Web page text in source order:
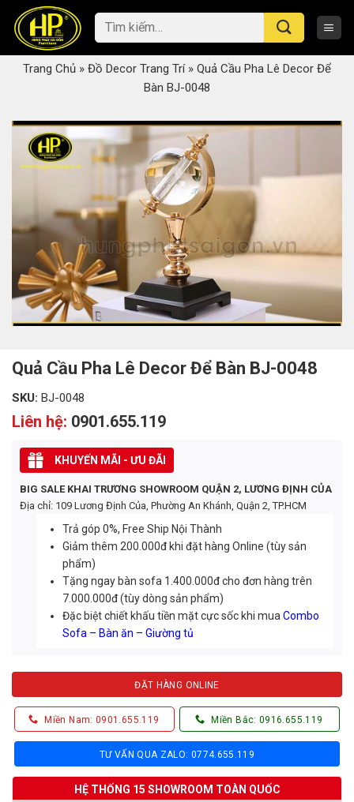
content
Tìm
kiếm:
Trang Chủ » Đồ Decor Trang Trí» Quả Cầu Pha Lê Decor Để
Bàn BJ-0048
Quả Cầu Pha Lê Decor Để Bàn BJ-0048
SKU: BJ-0048
Liên hệ: 0901.655.119
KHUYẾN MÃI - ƯU ĐÃI
BIG SALE KHAI TRƯƠNG SHOWROOM QUẬN 2, LƯƠNG ĐỊNH CỦA
Địa chỉ: 109 Lương Định Của, Phường An Khánh, Quận 2, TP.HCM
Trả góp 0%, Free Ship Nội Thành
Giảm thêm 200.000đ khi đặt hàng Online (tùy sản
phẩm)
Tặng ngay bàn sofa 1.400.000đ cho đơn hàng trên
7.000.000đ (tùy dòng sản phẩm)
Đặc biệt chiết khấu tiền mặt cực sốc khi muaCombo
Sofa – Bàn ăn – Giường tủ
ĐẶT HÀNG ONLINE
Miền Nam: 0901.655.119 Miền Bắc: 0916.655.119
TƯ VẤN QUA ZALO: 0774.655.119
HỆ THỐNG 15 SHOWROOM TOÀN QUỐC